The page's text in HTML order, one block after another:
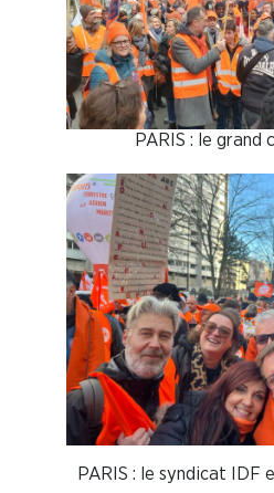
PARIS : le grand
PARIS : le syndicat IDF